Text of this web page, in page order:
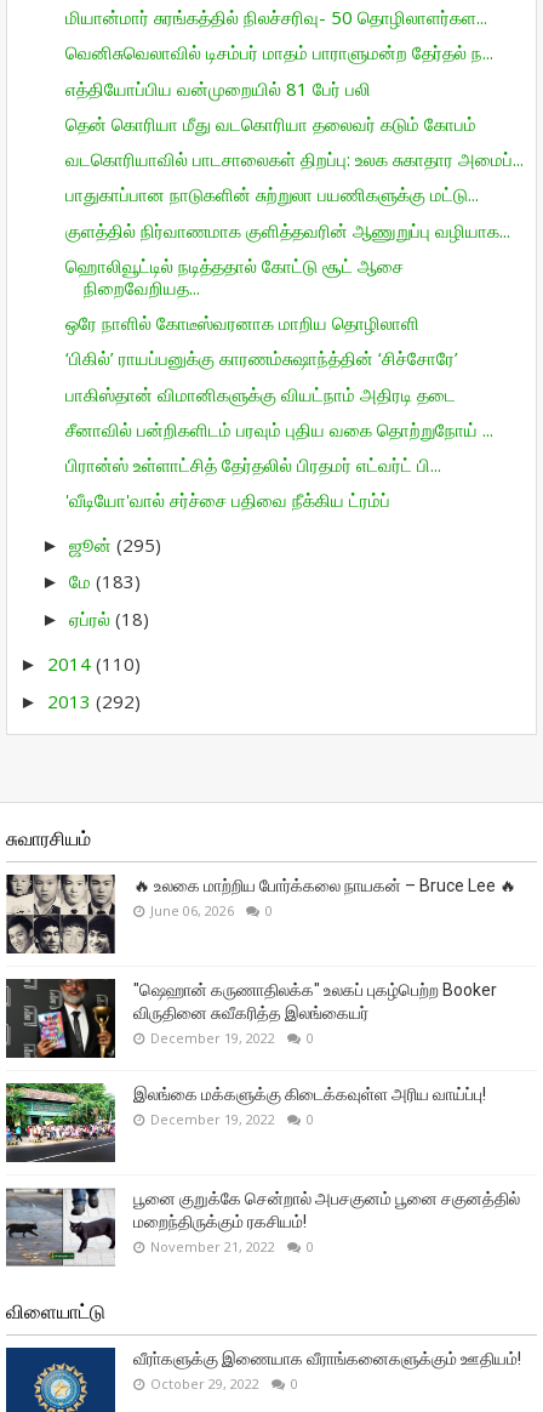
மியான்மார் சுரங்கத்தில் நிலச்சரிவு- 50 தொழிலாளர்கள...
வெனிசுவெலாவில் டிசம்பர் மாதம் பாராளுமன்ற தேர்தல் ந...
எத்தியோப்பிய வன்முறையில் 81 பேர் பலி
தென் கொரியா மீது வடகொரியா தலைவர் கடும் கோபம்
வடகொரியாவில் பாடசாலைகள் திறப்பு: உலக சுகாதார அமைப்...
பாதுகாப்பான நாடுகளின் சுற்றுலா பயணிகளுக்கு மட்டு...
குளத்தில் நிர்வாணமாக குளித்தவரின் ஆணுறுப்பு வழியாக...
ஹொலிவூட்டில் நடித்ததால் கோட்டு சூட் ஆசை
நிறைவேறியத...
ஒரே நாளில் கோடீஸ்வரனாக மாறிய தொழிலாளி
‘பிகில்’ ராயப்பனுக்கு காரணம்சுஷாந்த்தின் ‘சிச்சோரே’
பாகிஸ்தான் விமானிகளுக்கு வியட்நாம் அதிரடி தடை
சீனாவில் பன்றிகளிடம் பரவும் புதிய வகை தொற்றுநோய் ...
பிரான்ஸ் உள்ளாட்சித் தேர்தலில் பிரதமர் எட்வர்ட் பி...
'வீடியோ'வால் சர்ச்சை பதிவை நீக்கிய ட்ரம்ப்
► ஜூன் (295)
► மே (183)
► ஏப்ரல் (18)
► 2014 (110)
► 2013 (292)
சுவாரசியம்
🔥 உலகை மாற்றிய போர்க்கலை நாயகன் – Bruce Lee 🔥
June 06, 2026 0
"ஷெஹான் கருணாதிலக்க" உலகப் புகழ்பெற்ற Booker
விருதினை சுவீகரித்த இலங்கையர்
December 19, 2022 0
இலங்கை மக்களுக்கு கிடைக்கவுள்ள அரிய வாய்ப்பு!
December 19, 2022 0
பூனை குறுக்கே சென்றால் அபசகுனம் பூனை சகுனத்தில்
மறைந்திருக்கும் ரகசியம்!
November 21, 2022 0
விளையாட்டு
வீரா்களுக்கு இணையாக வீராங்கனைகளுக்கும் ஊதியம்!
October 29, 2022 0